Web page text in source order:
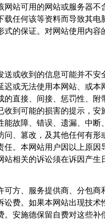
站可用的网站或服务器
任何该等资料而导致其
的保证。对网站使用内
或收到的信息可能并不
或无法使用本网站、或
直接、间接、惩罚性、
到可能的损害的提示，
故障、错误、遗漏、中
、篡改，及其他任何有
。本网站用户因以上原
相关的诉讼须在诉因产生
方、服务提供商、分包
费。如果本网站出现技
安施德保留自费对这些